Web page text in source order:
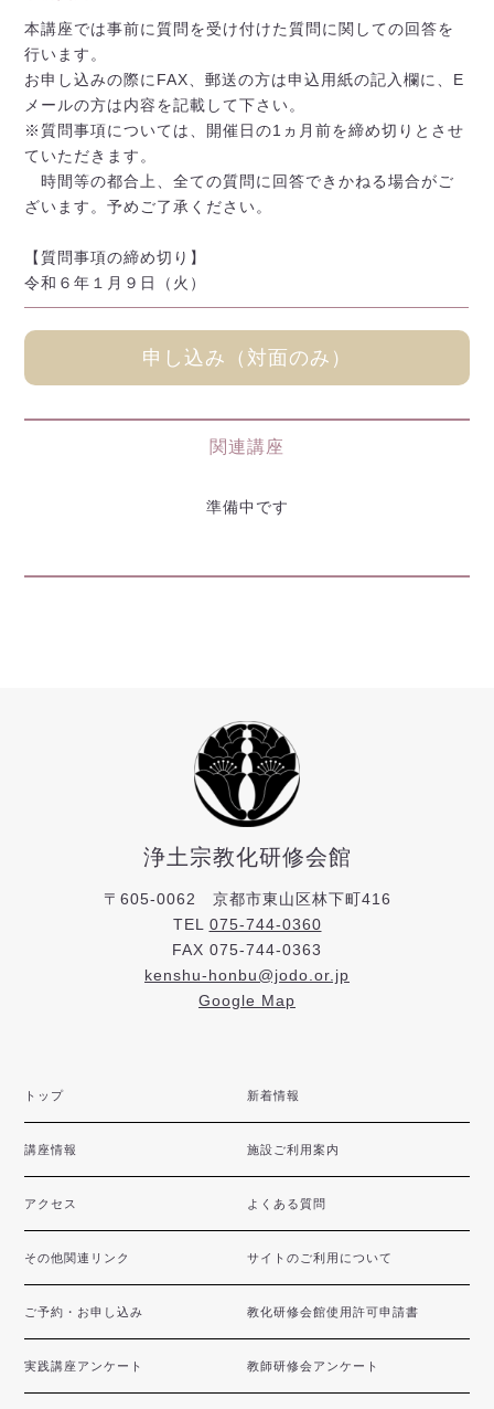
本講座では事前に質問を受け付けた質問に関しての回答を
行います。
お申し込みの際にFAX、郵送の方は申込用紙の記入欄に、E
メールの方は内容を記載して下さい。
※質問事項については、開催日の1ヵ月前を締め切りとさせ
ていただきます。
時間等の都合上、全ての質問に回答できかねる場合がご
ざいます。予めご了承ください。
【質問事項の締め切り】
令和６年１月９日（火）
申し込み（対面のみ）
関連講座
準備中です
浄土宗教化研修会館
〒605-0062 京都市東山区林下町416
TEL 075-744-0360
FAX 075-744-0363
kenshu-honbu@jodo.or.jp
Google Map
トップ 新着情報
講座情報 施設ご利用案内
アクセス よくある質問
その他関連リンク サイトのご利用について
ご予約・お申し込み 教化研修会館使用許可申請書
実践講座アンケート 教師研修会アンケート